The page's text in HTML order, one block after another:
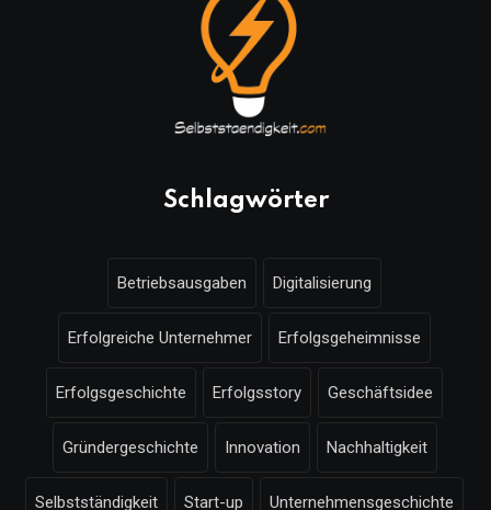
Schlagwörter
Betriebsausgaben Digitalisierung
Erfolgreiche Unternehmer Erfolgsgeheimnisse
Erfolgsgeschichte Erfolgsstory Geschäftsidee
Gründergeschichte Innovation Nachhaltigkeit
Selbstständigkeit Start-up Unternehmensgeschichte